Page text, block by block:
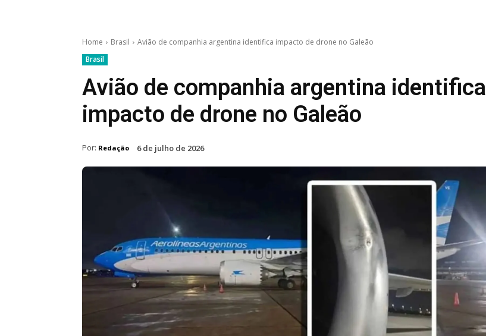
Home Brasil
Avião de companhia argentina identifica impacto de drone no Galeão
Brasil
Avião de companhia argentina identifica
impacto de drone no Galeão
Por: Redação 6 de julho de 2026